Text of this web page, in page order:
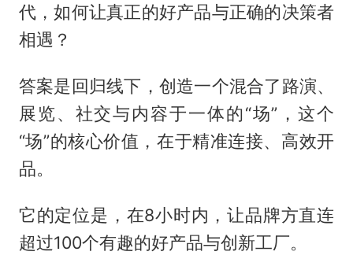
代，如何让真正的好产品与正确的决策者
相遇？
答案是回归线下，创造一个混合了路演、
展览、社交与内容于一体的“场”，这个
“场”的核心价值，在于精准连接、高效开
品。
它的定位是，在8小时内，让品牌方直连
超过100个有趣的好产品与创新工厂。